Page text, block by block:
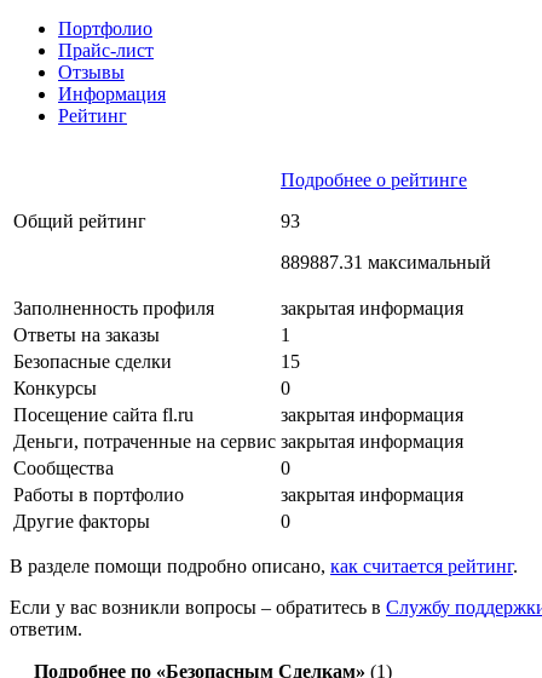
Портфолио
Прайс-лист
Отзывы
Информация
Рейтинг
Общий рейтинг
Подробнее о рейтинге
93
889887.31 максимальный
Заполненность профиля
закрытая информация
Ответы на заказы
1
Безопасные сделки
15
Конкурсы
0
Посещение сайта fl.ru
закрытая информация
Деньги, потраченные на сервис закрытая информация
Сообщества
0
Работы в портфолио
закрытая информация
Другие факторы
0
В разделе помощи подробно описано, как считается рейтинг.
Если у вас возникли вопросы – обратитесь в Службу
ответим.
Подробнее по «Безопасным Сделкам» (1)